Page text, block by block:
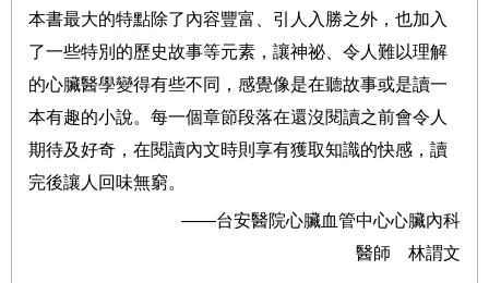
本書最大的特點除了內容豐富、引人入勝之外，也加入
了一些特別的歷史故事等元素，讓神祕、令人難以理解
的心臟醫學變得有些不同，感覺像是在聽故事或是讀一
本有趣的小說。每一個章節段落在還沒閱讀之前會令人
期待及好奇，在閱讀內文時則享有獲取知識的快感，讀
完後讓人回味無窮。
——台安醫院心臟血管中心心臟內科
醫師 林謂文